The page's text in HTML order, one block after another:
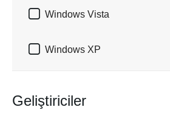
 Windows Vista
 Windows XP
Geliştiriciler